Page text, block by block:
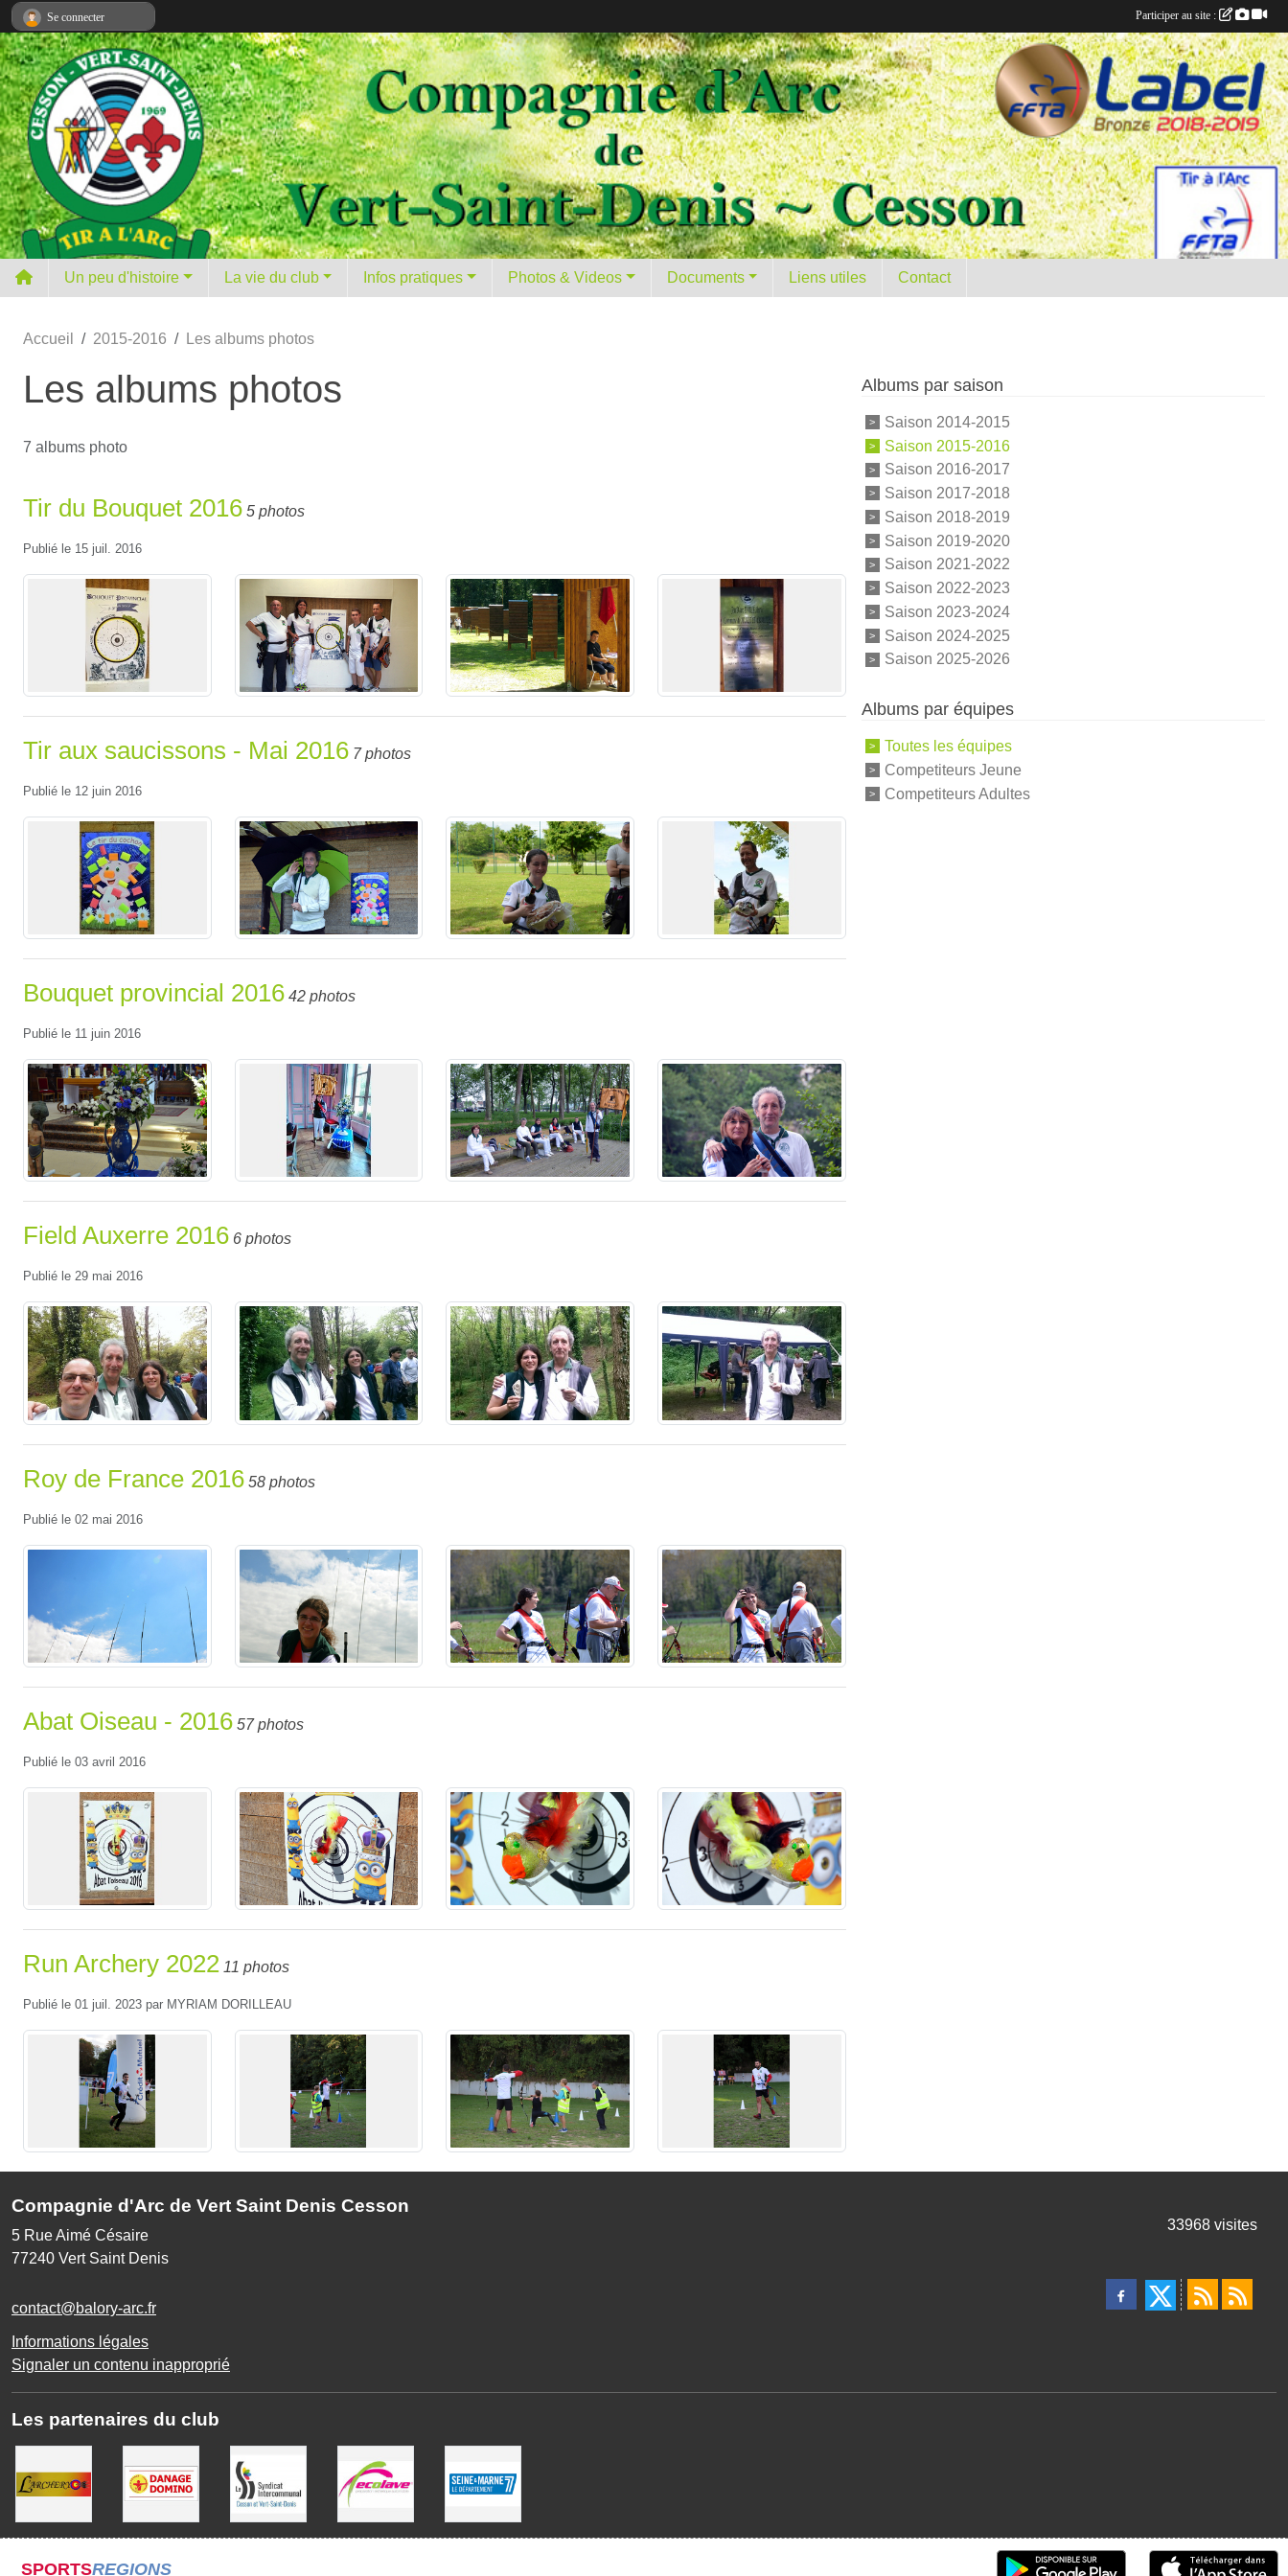
Un peu d'histoire La vie du club Infos pratiques Photos & Videos Documents Liens utiles Contact
Accueil 2015-2016 Les albums photos
Les albums photos
7 albums photo
Tir du Bouquet 2016 5 photos
Publié le 15 juil. 2016
Tir aux saucissons - Mai 2016 7 photos
Publié le 12 juin 2016
Bouquet provincial 2016 42 photos
Publié le 11 juin 2016
Field Auxerre 2016 6 photos
Publié le 29 mai 2016
Roy de France 2016 58 photos
Publié le 02 mai 2016
Abat Oiseau - 2016 57 photos
Publié le 03 avril 2016
Run Archery 2022 11 photos
Publié le 01 juil. 2023 par MYRIAM DORILLEAU
Albums par saison
Saison 2014-2015
Saison 2015-2016
Saison 2016-2017
Saison 2017-2018
Saison 2018-2019
Saison 2019-2020
Saison 2021-2022
Saison 2022-2023
Saison 2023-2024
Saison 2024-2025
Saison 2025-2026
Albums par équipes
Toutes les équipes
Competiteurs Jeune
Competiteurs Adultes
Compagnie d'Arc de Vert Saint Denis Cesson
5 Rue Aimé Césaire
77240 Vert Saint Denis
contact@balory-arc.fr
Informations légales
Signaler un contenu inapproprié
33968 visites
Les partenaires du club
SPORTSREGIONS
Se connecter Participer au site :
Panneau de gestion des cookies